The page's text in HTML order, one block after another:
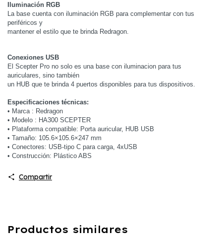
Iluminación RGB
La base cuenta con iluminación RGB para complementar con tus
periféricos y
mantener el estilo que te brinda Redragon.
Conexiones USB
El Scepter Pro no solo es una base con iluminacion para tus
auriculares, sino también
un HUB que te brinda 4 puertos disponibles para tus dispositivos.
Especificaciones técnicas:
• Marca : Redragon
• Modelo : HA300 SCEPTER
• Plataforma compatible: Porta auricular, HUB USB
• Tamaño: 105.6×105.6×247 mm
• Conectores: USB-tipo C para carga, 4xUSB
• Construcción: Plástico ABS
Compartir
Productos similares